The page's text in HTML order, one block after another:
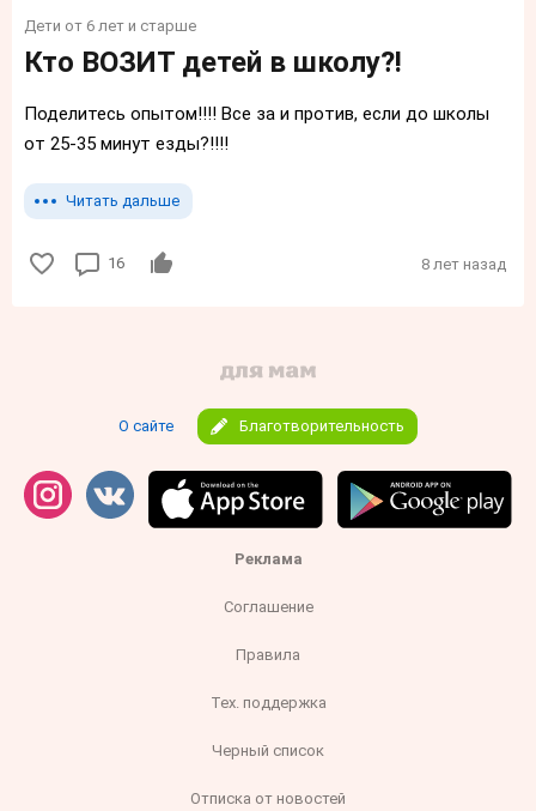
Дети от 6 лет и старше
Кто ВОЗИТ детей в школу?!
Поделитесь опытом!!!! Все за и против, если до школы
от 25-35 минут езды?!!!!
Читать дальше
16 8 лет назад
О сайте Благотворительность
Реклама
Соглашение
Правила
Тех. поддержка
Черный список
Отписка от новостей